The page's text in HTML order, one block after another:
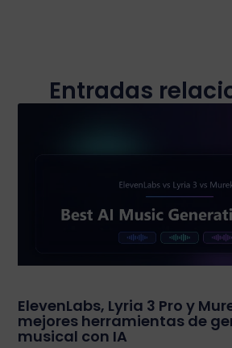
Entradas
ElevenLabs, Lyria 3 Pro y
mejores herramientas de
musical con IA